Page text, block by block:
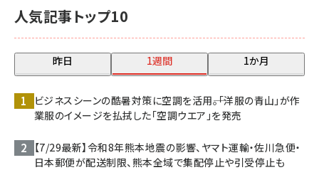
人気記事トップ10
昨日 1週間 1か月
ビジネスシーンの酷暑対策に空調を活用――。「洋服の青山」が作
業服のイメージを払拭した「空調ウエア」を発売
【7/29最新】令和8年熊本地震の影響、ヤマト運輸・佐川急便・
日本郵便が配送制限、熊本全域で集配停止や引受停止も